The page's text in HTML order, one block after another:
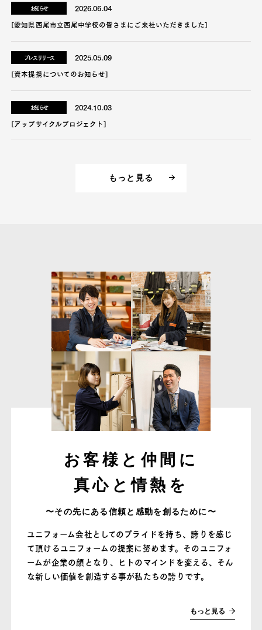
お知らせ
2026.06.04
[愛知県西尾市立西尾中学校の皆さまにご来社いただきました]
プレスリリース
2025.05.09
[資本提携についてのお知らせ]
お知らせ
2024.10.03
[アップサイクルプロジェクト]
もっと見る
お客様と仲間に
真心と情熱を
〜その先にある信頼と感動を創るために〜
ユニフォーム会社としてのプライドを持ち、誇りを感じ
て頂けるユニフォームの提案に努めます。そのユニフォ
ームが企業の顔となり、ヒトのマインドを変える、そん
な新しい価値を創造する事が私たちの誇りです。
もっと見る